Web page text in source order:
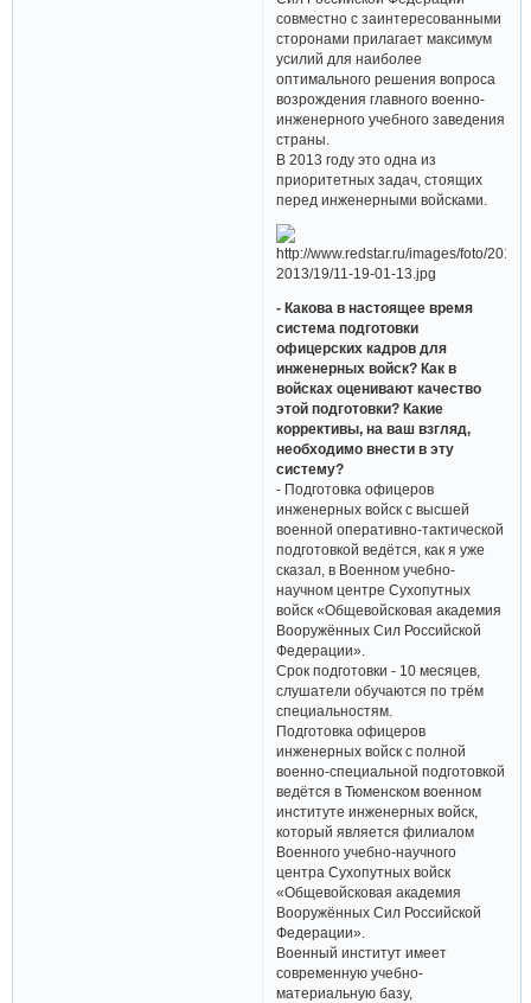
совместно с заинтересованными
сторонами прилагает максимум
усилий для наиболее
оптимального решения вопроса
возрождения главного военно-
инженерного учебного заведения
страны.
В 2013 году это одна из
приоритетных задач, стоящих
перед инженерными войсками.
- Какова в настоящее время
система подготовки
офицерских кадров для
инженерных войск? Как в
войсках оценивают качество
этой подготовки? Какие
коррективы, на ваш взгляд,
необходимо внести в эту
систему?
- Подготовка офицеров
инженерных войск с высшей
военной оперативно-тактической
подготовкой ведётся, как я уже
сказал, в Военном учебно-
научном центре Сухопутных
войск «Общевойсковая академия
Вооружённых Сил Российской
Федерации».
Срок подготовки - 10 месяцев,
слушатели обучаются по трём
специальностям.
Подготовка офицеров
инженерных войск с полной
военно-специальной подготовкой
ведётся в Тюменском военном
институте инженерных войск,
который является филиалом
Военного учебно-научного
центра Сухопутных войск
«Общевойсковая академия
Вооружённых Сил Российской
Федерации».
Военный институт имеет
современную учебно-
материальную базу,